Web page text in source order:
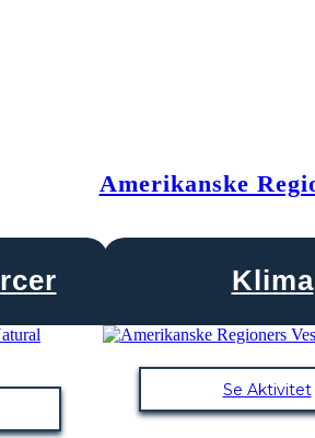
Amerikanske
Klima
Se Aktivitet